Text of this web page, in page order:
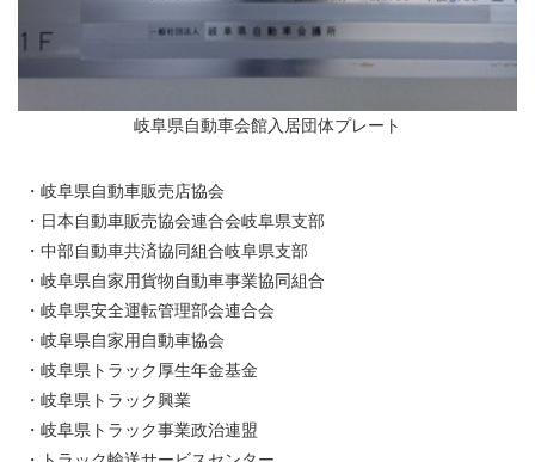
岐阜県自動車会館入居団体プレート
・岐阜県自動車販売店協会
・日本自動車販売協会連合会岐阜県支部
・中部自動車共済協同組合岐阜県支部
・岐阜県自家用貨物自動車事業協同組合
・岐阜県安全運転管理部会連合会
・岐阜県自家用自動車協会
・岐阜県トラック厚生年金基金
・岐阜県トラック興業
・岐阜県トラック事業政治連盟